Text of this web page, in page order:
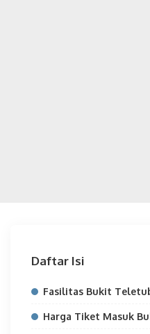
Daftar Isi
Fasilitas Bukit
Harga Tiket Masuk